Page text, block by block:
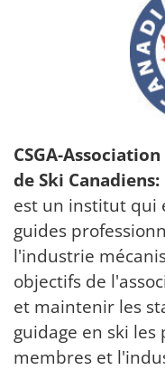
CSGA-
de Ski Canadiens:
est un institut qui
guides
l'industrie
objectifs de
et maintenir les
guidage en ski
membres et